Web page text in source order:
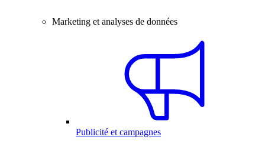
Marketing et analyses de données
Publicité et campagnes